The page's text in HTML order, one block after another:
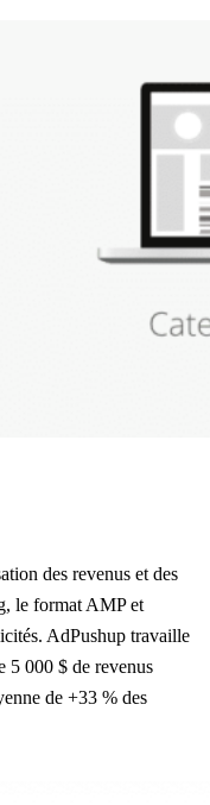
des revenus et des
le format AMP et
AdPushup travaille
5 000 $ de revenus
de +33 % des